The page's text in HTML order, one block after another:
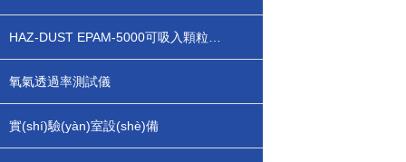
氧氣透過率測試儀
實(shí)驗(yàn)室設(shè)備